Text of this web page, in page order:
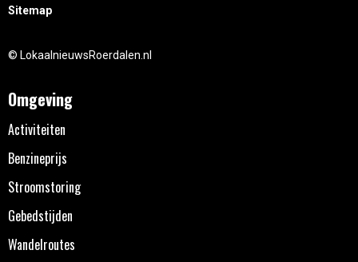
Sitemap
© LokaalnieuwsRoerdalen.nl
Omgeving
Activiteiten
Benzineprijs
Stroomstoring
Gebedstijden
Wandelroutes